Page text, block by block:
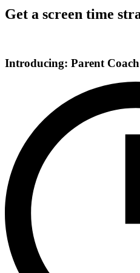
Get a screen time
Introducing: Parent Coach